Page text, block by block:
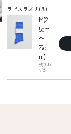
ラピスラズリ(75)
M(2
5cm
～
27c
m)
残りわ
ずか